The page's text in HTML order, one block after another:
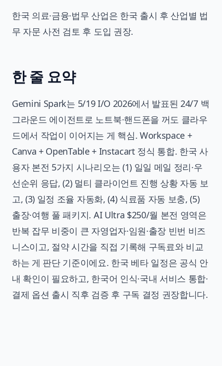
한국 의료·금융·법무 산업은 한국 출시 후 산업별 법
무 자문 사전 검토 후 도입 권장.
한 줄 요약
Gemini Spark는 5/19 I/O 2026에서 발표된 24/7 백
그라운드 에이전트로 노트북·핸드폰을 꺼도 클라우
드에서 작업이 이어지는 게 핵심. Workspace +
Canva + OpenTable + Instacart 정식 통합. 한국 사
용자 본전 5가지 시나리오는 (1) 일일 메일 정리·우
선순위 응답, (2) 멀티 클라이언트 진행 상황 자동 보
고, (3) 일정 조율 자동화, (4) 식료품 자동 보충, (5)
출장·여행 풀 패키지. AI Ultra $250/월 본전 영역은
반복 잡무 비중이 큰 자영업자·임원·출장 빈번 비즈
니스이고, 절약 시간을 직접 기록해 구독료와 비교
하는 게 판단 기준이에요. 한국 베타 일정은 공식 안
내 확인이 필요하고, 한국어 인식·국내 서비스 통합·
결제 옵션 출시 직후 검증 후 구독 결정 권장합니다.